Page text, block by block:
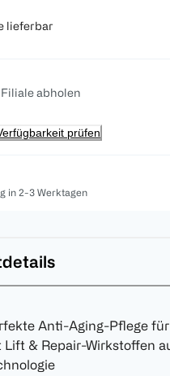
lieferbar
Filiale abholen
prüfen
in 2-3 Werktagen
Anti-Aging-Pflege
Lift & Repair-Wirkstoffen